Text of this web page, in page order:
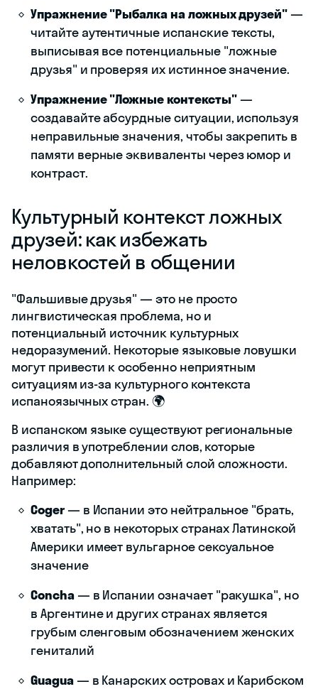
Упражнение "Рыбалка на ложных друзей"—
читайте аутентичные испанские тексты,
выписывая все потенциальные "ложные
друзья" и проверяя их истинное значение.
Упражнение "Ложные контексты"—
создавайте абсурдные ситуации, используя
неправильные значения, чтобы закрепить в
памяти верные эквиваленты через юмор и
контраст.
Культурный контекст ложных
друзей: как избежать
неловкостей в общении
"Фальшивые друзья" — это не просто
лингвистическая проблема, но и
потенциальный источник культурных
недоразумений. Некоторые языковые ловушки
могут привести к особенно неприятным
ситуациям из-за культурного контекста
испаноязычных стран. 🌍
В испанском языке существуют региональные
различия в употреблении слов, которые
добавляют дополнительный слой сложности.
Например:
Coger— в Испании это нейтральное "брать,
хватать", но в некоторых странах Латинской
Америки имеет вульгарное сексуальное
значение
Concha— в Испании означает "ракушка", но
в Аргентине и других странах является
грубым сленговым обозначением женских
гениталий
Guagua— в Канарских островах и Карибском